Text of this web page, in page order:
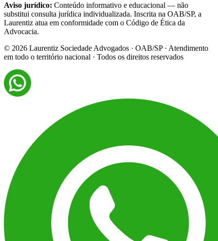
Aviso jurídico: Conteúdo informativo e educacional — não
substitui consulta jurídica individualizada. Inscrita na OAB/SP, a
Laurentiz atua em conformidade com o Código de Ética da
Advocacia.
© 2026 Laurentiz Sociedade Advogados · OAB/SP · Atendimento
em todo o território nacional · Todos os direitos reservados